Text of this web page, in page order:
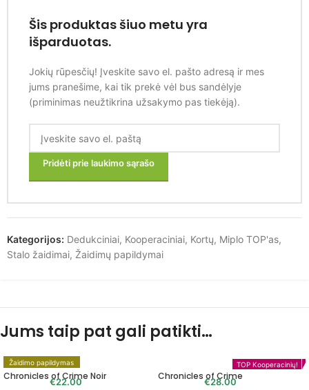
Šis produktas šiuo metu yra
išparduotas.
Jokių rūpesčių! Įveskite savo el. pašto adresą ir mes
jums pranešime, kai tik prekė vėl bus sandėlyje
(priminimas neužtikrina užsakymo pas tiekėją).
Pridėti prie laukimo sąrašo
Kategorijos: Dedukciniai, Kooperaciniai, Kortų, Miplo TOP'as,
Stalo žaidimai, Žaidimų papildymai
Jums taip pat gali patikti…
Žaidimo papildymas
Chronicles of Crime Noir
€22.00
TOP Kooperacinių!
Chronicles of Crime
€28.00